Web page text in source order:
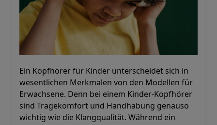
Ein Kopfhörer für Kinder unterscheidet sich in
wesentlichen Merkmalen von den Modellen für
Erwachsene. Denn bei einem Kinder-Kopfhörer
sind Tragekomfort und Handhabung genauso
wichtig wie die Klangqualität. Während ein